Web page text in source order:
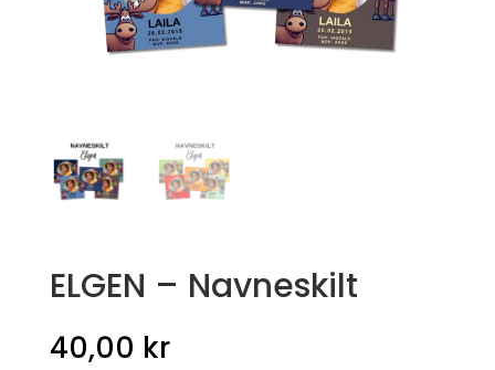
ELGEN – Navneskilt
40,00 kr